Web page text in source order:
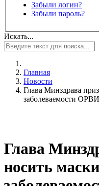
Забыли логин?
Забыли пароль?
Искать...
Главная
Новости
Глава Минздрава
заболеваемости
Глава
носить